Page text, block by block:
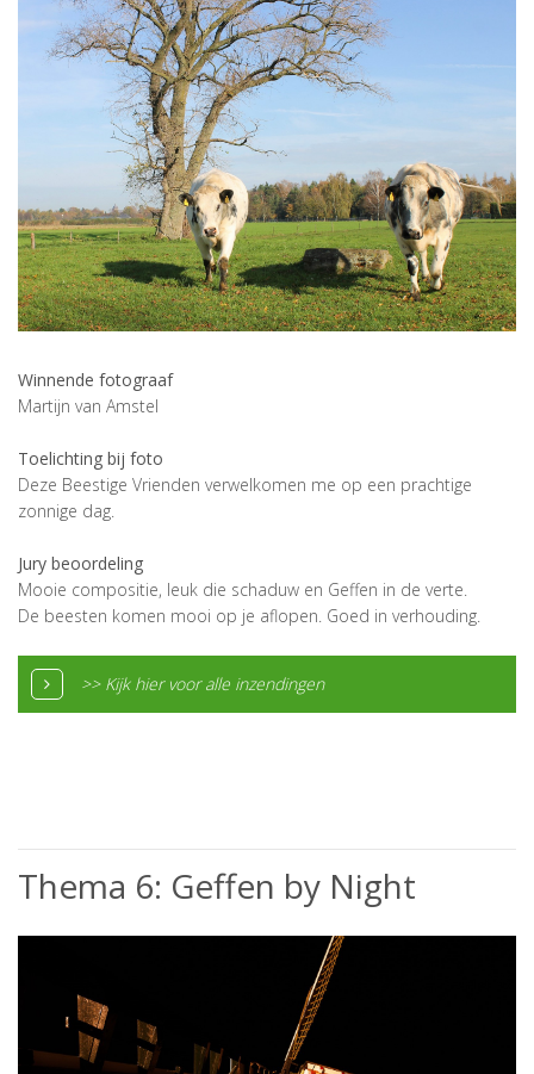
Winnende fotograaf
Martijn van Amstel
Toelichting bij foto
Deze Beestige Vrienden verwelkomen me op een prachtige
zonnige dag.
Jury beoordeling
Mooie compositie, leuk die schaduw en Geffen in de verte.
De beesten komen mooi op je aflopen. Goed in verhouding.
>> Kijk hier voor alle inzendingen
Thema 6: Geffen by Night